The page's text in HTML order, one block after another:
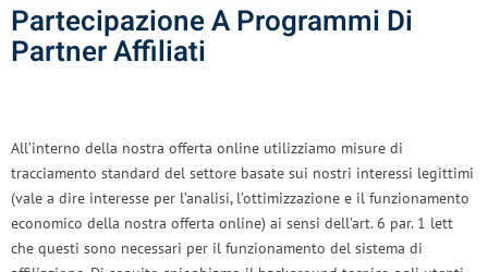
Partecipazione A Programmi Di
Partner Affiliati
All’interno della nostra offerta online utilizziamo misure di
tracciamento standard del settore basate sui nostri interessi legittimi
(vale a dire interesse per l’analisi, l’ottimizzazione e il funzionamento
economico della nostra offerta online) ai sensi dell’art. 6 par. 1 lett
che questi sono necessari per il funzionamento del sistema di